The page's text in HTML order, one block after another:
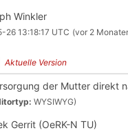
Winkler
26 13:18:17 UTC (vor 2
Aktuelle Version
der Mutter direkt
WYSIWYG)
Gerrit (OeRK-N TU)